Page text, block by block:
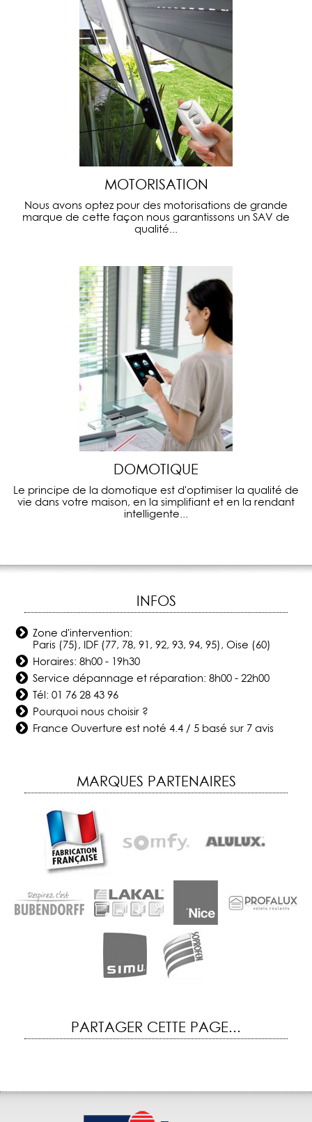
MOTORISATION
Nous avons optez pour des motorisations de grande
marque de cette façon nous garantissons un SAV de
qualité...
DOMOTIQUE
Le principe de la domotique est d'optimiser la qualité de
vie dans votre maison, en la simplifiant et en la rendant
intelligente...
INFOS
Zone d'intervention:
Paris (75), IDF (77, 78, 91, 92, 93, 94, 95), Oise (60)
Horaires: 8h00 - 19h30
Service dépannage et réparation: 8h00 - 22h00
Tél:01 76 28 43 96
Pourquoi nous choisir ?
France Ouverture est noté4.4 /5 basé sur 7avis
MARQUES PARTENAIRES
PARTAGER CETTE PAGE...